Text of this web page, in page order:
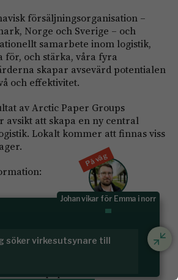
försäljningsorganisation –
Norge och Sverige – och
samarbete inom logistik,
för, och stärka, våra fyra
skapar avsevärd potentialen
och effektivitet.
av Arctic Paper Groups
avsikt att skapa en ny central
Lokalt kommer att finnas viss
På väg
Johan vikar för Emma i norr
söker virkesutsynare till